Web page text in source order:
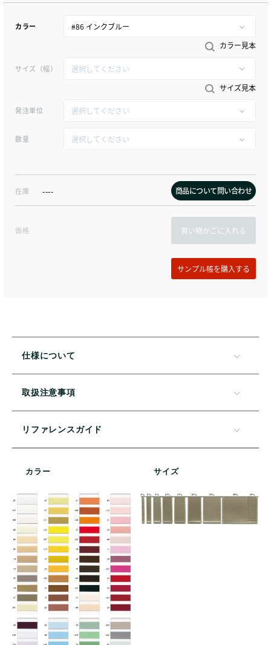
カラー
カラー見本
サイズ（幅）
サイズ見本
発注単位
数量
在庫 ---- 商品について問い合わせ
価格 買い物かごに入れる
仕様について
取扱注意事項
リファレンスガイド
カラー サイズ